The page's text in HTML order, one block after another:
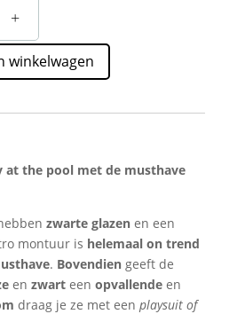
+
winkelwagen
at the pool met de musthave
zwarte glazenen een
montuur is helemaal on trend
. Bovendiengeeft de
en zwarteen opvallendeen
draag je ze met een playsuit of